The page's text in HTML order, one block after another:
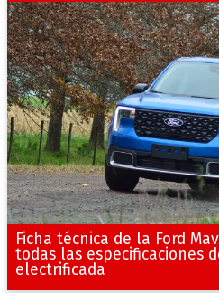
Ficha técnica de la Ford
todas las especificaciones
electrificada